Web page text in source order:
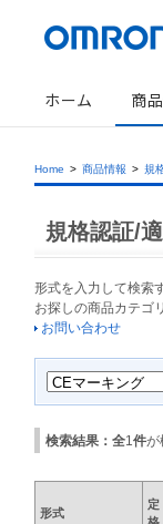
ホーム 商
Home > 商品情報 > 規
規格認証/
形式を入力して検索
お探しの商品カテゴ
お問い合わせ
検索結果：全1 件が
形式
定